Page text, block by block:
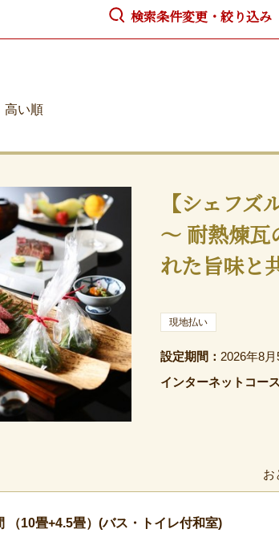
検索条件変更・絞り込み
高い順
【シェフ
～ 耐熱煉瓦
れた旨味と
現地払い
設定期間： 2026年8
インターネットコー
お
（10畳+4.5畳）(バス・トイレ付和室)